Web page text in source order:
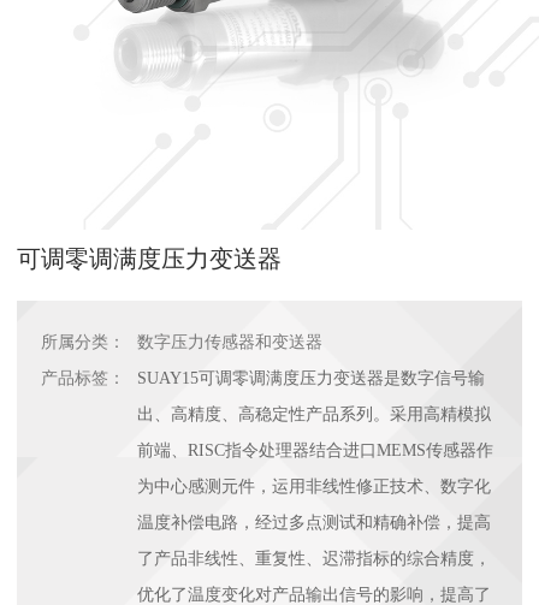
可调零调满度压力变送器
所属分类：
数字压力传感器和变送器
产品标签：
SUAY15可调零调满度压力变送器是数字信号输
出、高精度、高稳定性产品系列。采用高精模拟
前端、RISC指令处理器结合进口MEMS传感器作
为中心感测元件，运用非线性修正技术、数字化
温度补偿电路，经过多点测试和精确补偿，提高
了产品非线性、重复性、迟滞指标的综合精度，
优化了温度变化对产品输出信号的影响，提高了